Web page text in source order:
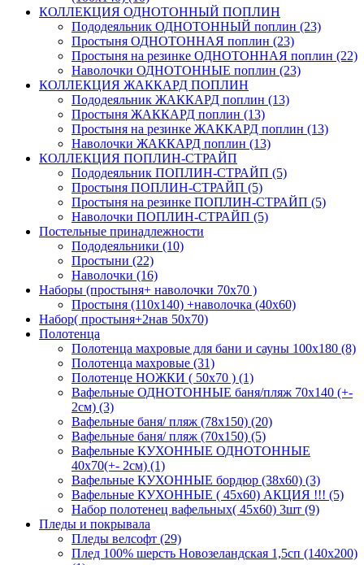
КОЛЛЕКЦИЯ ОДНОТОННЫЙ ПОПЛИН
Пододеяльник ОДНОТОННЫЙ поплин (23)
Простыня ОДНОТОННАЯ поплин (23)
Простыня на резинке ОДНОТОННАЯ поплин (22)
Наволочки ОДНОТОННЫЕ поплин (23)
КОЛЛЕКЦИЯ ЖАККАРД ПОПЛИН
Пододеяльник ЖАККАРД поплин (13)
Простыня ЖАККАРД поплин (13)
Простыня на резинке ЖАККАРД поплин (13)
Наволочки ЖАККАРД поплин (13)
КОЛЛЕКЦИЯ ПОПЛИН-СТРАЙП
Пододеяльник ПОПЛИН-СТРАЙП (5)
Простыня ПОПЛИН-СТРАЙП (5)
Простыня на резинке ПОПЛИН-СТРАЙП (5)
Наволочки ПОПЛИН-СТРАЙП (5)
Постельные принадлежности
Пододеяльники (10)
Простыни (22)
Наволочки (16)
Наборы (простыня+ наволочки 70х70 )
Простыня (110х140) +наволочка (40х60)
Набор( простыня+2нав 50х70)
Полотенца
Полотенца махровые для бани и сауны 100х180 (8)
Полотенца махровые (31)
Полотенце НОЖКИ ( 50х70 ) (1)
Вафельные ОДНОТОННЫЕ баня/пляж 70х140 (+-
2см) (3)
Вафельные баня/ пляж (78х150) (20)
Вафельные баня/ пляж (70х150) (5)
Вафельные КУХОННЫЕ ОДНОТОННЫЕ
40х70(+- 2см) (1)
Вафельные КУХОННЫЕ бордюр (38х60) (3)
Вафельные КУХОННЫЕ ( 45х60) АКЦИЯ !!! (5)
Набор полотенец вафельных( 45х60) 3шт (9)
Пледы и покрывала
Пледы велсофт (29)
Плед 100% шерсть Новозеландская 1,5сп (140х200)